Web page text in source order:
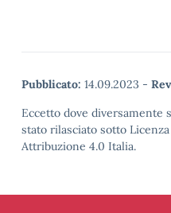
Pubblicato: 14.09.2023 -
Eccetto dove diversamente
stato rilasciato sotto
Attribuzione 4.0 Italia.